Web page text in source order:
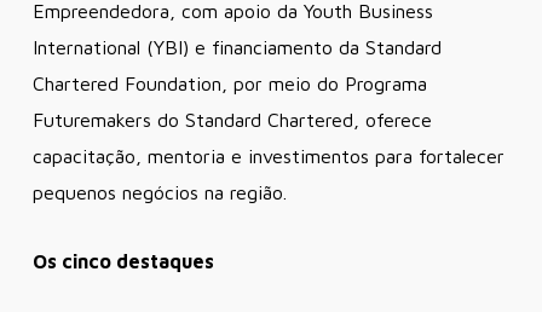
Empreendedora, com apoio da Youth Business
International (YBI) e financiamento da Standard
Chartered Foundation, por meio do Programa
Futuremakers do Standard Chartered, oferece
capacitação, mentoria e investimentos para fortalecer
pequenos negócios na região.
Os cinco destaques